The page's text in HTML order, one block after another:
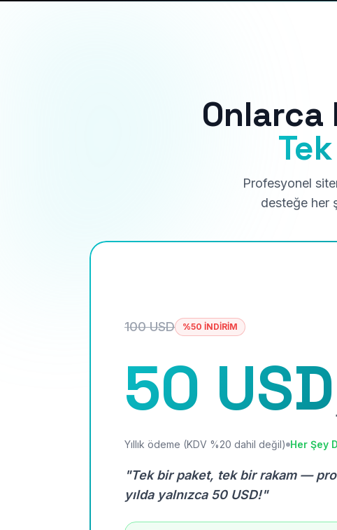
Onlarca
Profesyonel
desteğe her
100 USD %50 İNDİRİM
50 USD
Yıllık ödeme (KDV %20 dahil değil) Her Şey
"Tek bir paket, tek bir rakam —
yılda yalnızca 50 USD!"